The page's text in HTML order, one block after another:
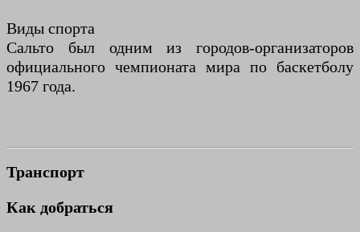
Виды спорта
Сальто был одним из городов-организаторов
официального чемпионата мира по баскетболу
1967 года.
Транспорт
Как добраться